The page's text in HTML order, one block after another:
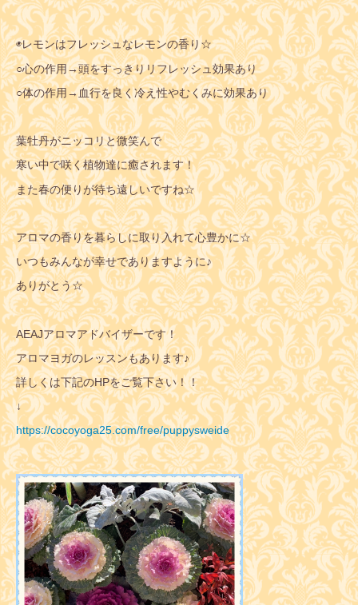
◉レモンはフレッシュなレモンの香り☆
○心の作用→頭をすっきりリフレッシュ効果あり
○体の作用→血行を良く冷え性やむくみに効果あり
葉牡丹がニッコリと微笑んで
寒い中で咲く植物達に癒されます！
また春の便りが待ち遠しいですね☆
アロマの香りを暮らしに取り入れて心豊かに☆
いつもみんなが幸せでありますように♪
ありがとう☆
AEAJアロマアドバイザーです！
アロマヨガのレッスンもあります♪
詳しくは下記のHPをご覧下さい！！
↓
https://cocoyoga25.com/free/puppysweide